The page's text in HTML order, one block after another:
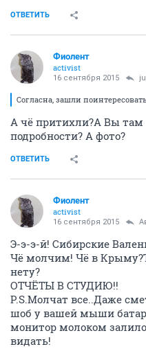
ОТВЕТИТЬ
Фиолент
activist
16 сентября 2015
Согласна, зашли
А чё притихли?А Вы там
подробности? А фото?
ОТВЕТИТЬ
Фиолент
activist
16 сентября 2015
Э-э-э-й! Сибирские
Чё молчим! Чё в
нету?
ОТЧЁТЫ В СТУДИЮ!!
P.S.Молчат все..Даже
шоб у вашей мыши
монитор молоком
видать!